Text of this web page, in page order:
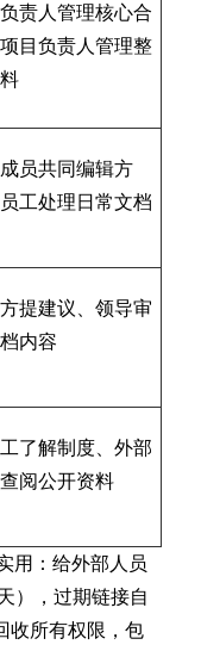
责人管理核心合
目负责人管理整
员共同编辑方
工处理日常文档
提建议、领导审
内容
了解制度、外部
阅公开资料
用：给外部人员
），过期链接自
收所有权限，包